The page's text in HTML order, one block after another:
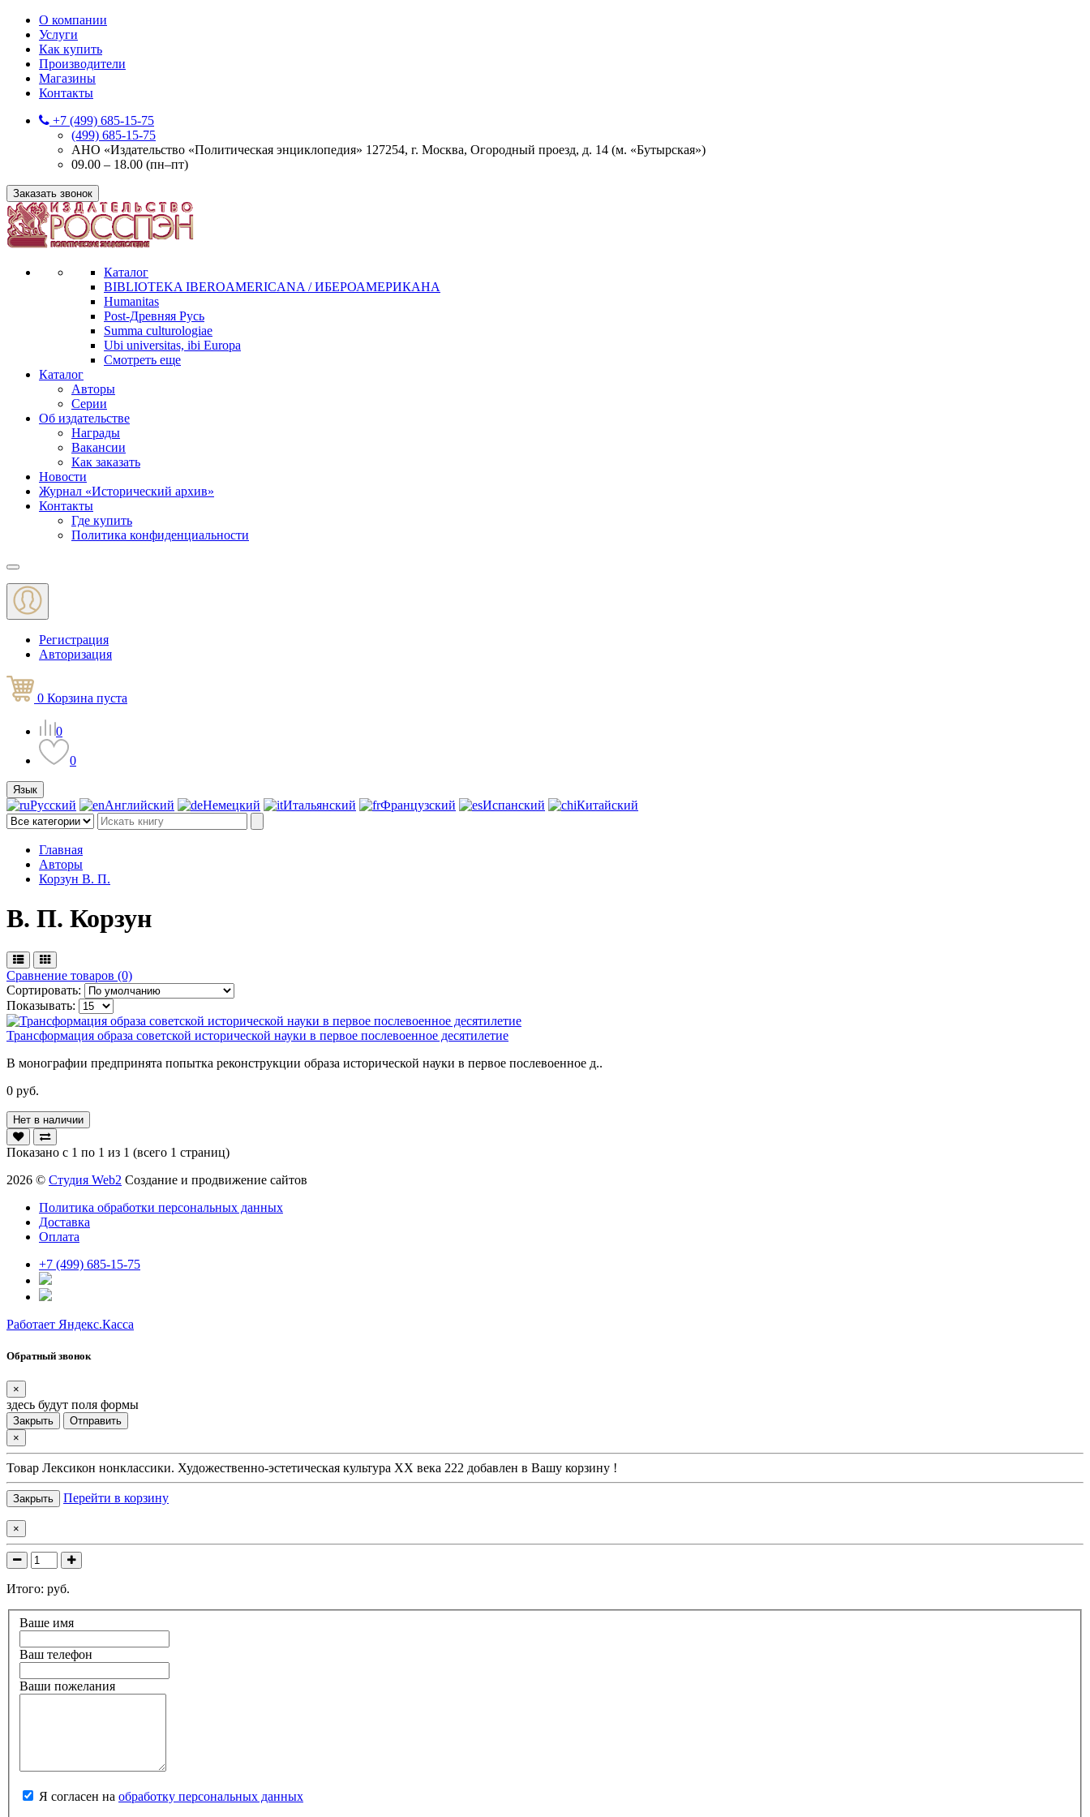
О компании
Услуги
Как купить
Производители
Магазины
Контакты
+7 (499) 685-15-75
(499) 685-15-75
АНО «Издательство «Политическая энциклопедия» 127254, г. Москва, Огородный проезд, д. 14 (м. «Бутырская»)
09.00 – 18.00 (пн–пт)
Заказать звонок
Каталог
BIBLIOTEKA IBEROAMERICANA / ИБЕРОАМЕРИКАНА
Humanitas
Post-Древняя Русь
Summa culturologiae
Ubi universitas, ibi Europa
Смотреть еще
Каталог
Авторы
Серии
Об издательстве
Награды
Вакансии
Как заказать
Новости
Журнал «Исторический архив»‎
Контакты
Где купить
Политика конфиденциальности
Меню
Регистрация
Авторизация
0 Корзина пуста
0
0
Язык
Русский Английский Немецкий Итальянский Французский Испанский Китайский
Главная
Авторы
Корзун В. П.
В. П. Корзун
Сравнение товаров (0)
Сортировать:
Показывать:
Трансформация образа советской исторической науки в первое послевоенное десятилетие
В монографии предпринята попытка реконструкции образа исторической науки в первое послевоенное д..
0 руб.
Нет в наличии
Показано с 1 по 1 из 1 (всего 1 страниц)
2026 © Студия Web2 Создание и продвижение сайтов
Политика обработки персональных данных
Доставка
Оплата
+7 (499) 685-15-75
Работает Яндекс.Касса
Обратный звонок
×
здесь будут поля формы
Закрыть
Отправить
×
Товар Лексикон нонклассики. Художественно-эстетическая культура XX века 222 добавлен в Вашу корзину !
Закрыть Перейти в корзину
×
Итого: руб.
Ваше имя
Ваш телефон
Ваши пожелания
Я согласен на обработку персональных данных